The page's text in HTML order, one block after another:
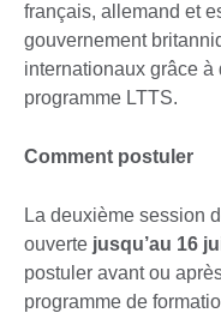
français, allemand et
gouvernement
internationaux grâce
programme LTTS.
Comment postuler
La deuxième session
ouverte jusqu’au 16
postuler avant ou
programme de